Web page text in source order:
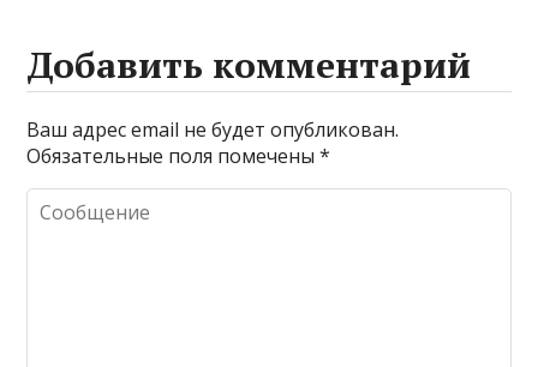
Добавить комментарий
Ваш адрес email не будет опубликован.
Обязательные поля помечены*